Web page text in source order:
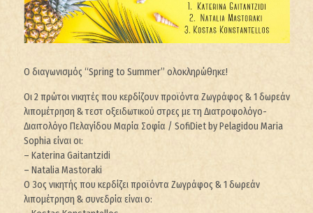
O διαγωνισμός “Spring to Summer” ολοκληρώθηκε!
Οι 2 πρώτοι νικητές που κερδίζουν προϊόντα Ζωγράφος & 1 δωρεάν
λιπομέτρηση & τεστ οξειδωτικού στρες με τη Διατροφολόγο-
Διαιτολόγο Πελαγίδου Μαρία Σοφία / SofiDiet by Pelagidou Maria
Sophia είναι οι:
– Katerina Gaitantzidi
– Natalia Mastoraki
Ο 3ος νικητής που κερδίζει προϊόντα Ζωγράφος & 1 δωρεάν
λιπομέτρηση & συνεδρία είναι ο: